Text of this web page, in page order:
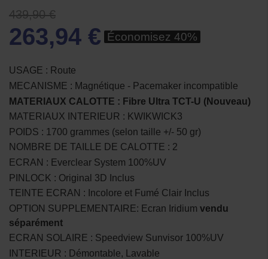
439,90 €
263,94 € Économisez 40%
USAGE : Route
MECANISME : Magnétique - Pacemaker incompatible
MATERIAUX CALOTTE : Fibre Ultra TCT-U (Nouveau)
MATERIAUX INTERIEUR : KWIKWICK3
POIDS : 1700 grammes (selon taille +/- 50 gr)
NOMBRE DE TAILLE DE CALOTTE : 2
ECRAN : Everclear System 100%UV
PINLOCK : Original 3D Inclus
TEINTE ECRAN : Incolore et Fumé Clair Inclus
OPTION SUPPLEMENTAIRE: Ecran Iridium vendu
séparément
ECRAN SOLAIRE : Speedview Sunvisor 100%UV
INTERIEUR : Démontable, Lavable